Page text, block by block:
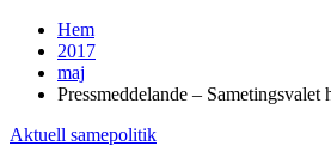
Hem
2017
maj
Pressmeddelande – Sametingsvalet
Aktuell samepolitik